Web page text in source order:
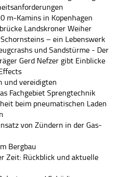
JOBS
KONTAKT
IMPRESSUM
DATENSCHUTZ
SUCHE
m-Kamins in Kopenhagen
Landskroner Weiher
– ein Lebenswerk
und Sandstürme - Der
Gerd Nefzer gibt Einblicke
und vereidigten
Fachgebiet Sprengtechnik
beim pneumatischen Laden
von Zündern in der Gas-
Bergbau
Zeit: Rückblick und aktuelle